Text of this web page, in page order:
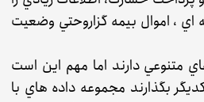
اي ، اموال بيمه گزاروحتي وضعيت
متنوعي دارند اما مهم اين است
بگذارند مجموعه داده هاي با